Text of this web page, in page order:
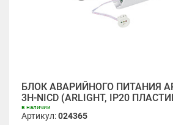
БЛОК АВАРИЙНОГО ПИТАНИЯ
3H-NICD (ARLIGHT, IP20
в наличии
Артикул:024365